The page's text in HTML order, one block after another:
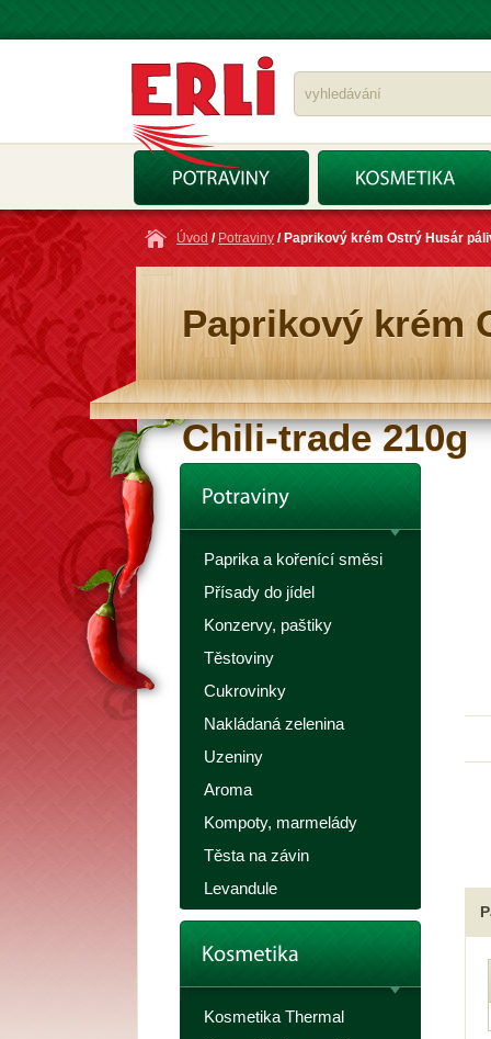
Úvod / Potraviny / Paprikový krém Ostrý Husár
Paprikový krém
Chili-trade 210g
Paprika a kořenící směsi
Přísady do jídel
Konzervy, paštiky
Těstoviny
Cukrovinky
Nakládaná zelenina
Uzeniny
Aroma
Kompoty, marmelády
Těsta na závin
Levandule
Kosmetika Thermal